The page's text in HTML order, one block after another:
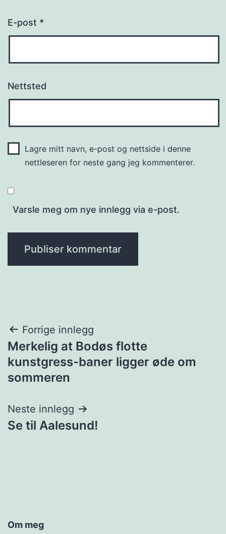
E-post *
Nettsted
Lagre mitt navn, e-post og nettside i denne
nettleseren for neste gang jeg kommenterer.
Varsle meg om nye innlegg via e-post.
Innleggsnavigasjon
Forrige innlegg
Merkelig at Bodøs flotte
kunstgress-baner ligger øde om
sommeren
Neste innlegg
Se til Aalesund!
Om meg